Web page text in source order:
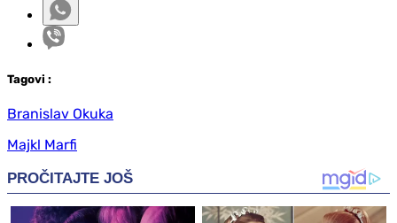
Tagovi :
Branislav Okuka
Majkl Marfi